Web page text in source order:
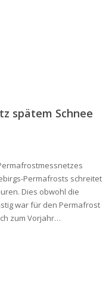
spätem Schnee
Permafrosts schreitet
Dies obwohl die
war für den Permafrost
zum Vorjahr…